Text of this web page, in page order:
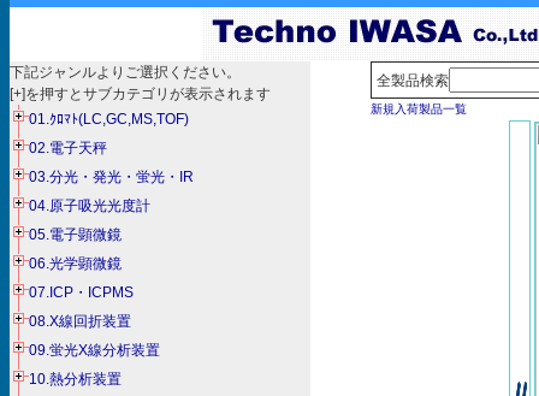
下記ジャンルよりご選択ください。
[+]を押すとサブカテゴリが表示されます
01.ｸﾛﾏﾄ(LC,GC,MS,TOF)
02.電子天秤
03.分光・発光・蛍光・IR
04.原子吸光光度計
05.電子顕微鏡
06.光学顕微鏡
07.ICP・ICPMS
08.X線回折装置
09.蛍光X線分析装置
10.熱分析装置
全製品検索
新規入荷製品一覧